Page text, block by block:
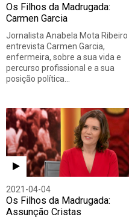
Os Filhos da Madrugada:
Carmen Garcia
Jornalista Anabela Mota Ribeiro
entrevista Carmen Garcia,
enfermeira, sobre a sua vida e
percurso profissional e a sua
posição política…
2021-04-04
Os Filhos da Madrugada:
Assunção Cristas